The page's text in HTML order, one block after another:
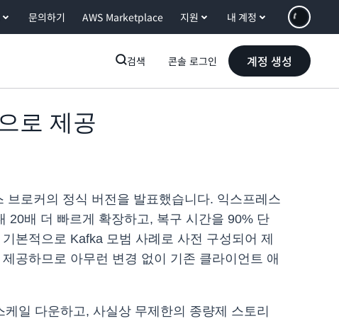
문의하기 AWS Marketplace 지원 내 계정
검색 콘솔 로그인 계정 생성
로 제공
로커의 정식 버전을 발표했습니다. 익스프레스
20배 더 빠르게 확장하고, 복구 시간을 90% 단
본적으로 Kafka 모범 사례로 사전 구성되어 제
공하므로 아무런 변경 없이 기존 클라이언트 애
일 다운하고, 사실상 무제한의 종량제 스토리